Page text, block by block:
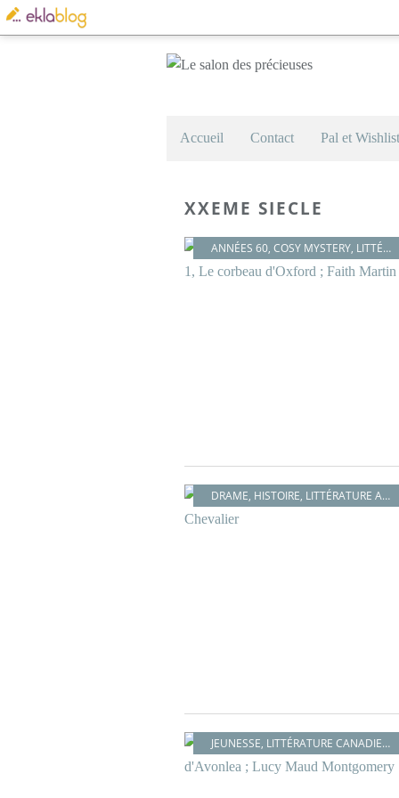
Accueil Contact Pal et Wishlist
XXEME SIECLE
ANNÉES 60, COSY MYSTERY, LITTÉRATURE BRITANNIQUE
DRAME, HISTOIRE, LITTÉRATURE AMÉRICAINE
JEUNESSE, LITTÉRATURE CANADIENNE